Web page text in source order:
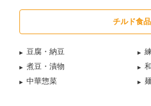
チルド食品
豆腐・納豆
煮豆・漬物
中華惣菜
麺